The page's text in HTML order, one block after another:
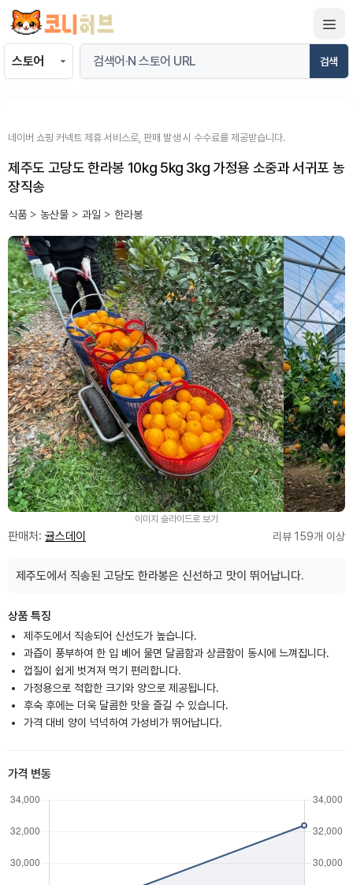
츠
검색
네이버 쇼핑 커넥트 제휴 서비스로, 판매 발생 시 수수료를 제공받습니다.
제주도 고당도 한라봉 10kg 5kg 3kg 가정용 소중과 서귀포 농
장직송
식품 > 농산물 > 과일 > 한라봉
이미지 슬라이드로 보기
판매처: 귤스데이 리뷰 159개 이상
제주도에서 직송된 고당도 한라봉은 신선하고 맛이 뛰어납니다.
상품 특징
제주도에서 직송되어 신선도가 높습니다.
과즙이 풍부하여 한 입 베어 물면 달콤함과 상큼함이 동시에 느껴집니다.
껍질이 쉽게 벗겨져 먹기 편리합니다.
가정용으로 적합한 크기와 양으로 제공됩니다.
후숙 후에는 더욱 달콤한 맛을 즐길 수 있습니다.
가격 대비 양이 넉넉하여 가성비가 뛰어납니다.
가격 변동